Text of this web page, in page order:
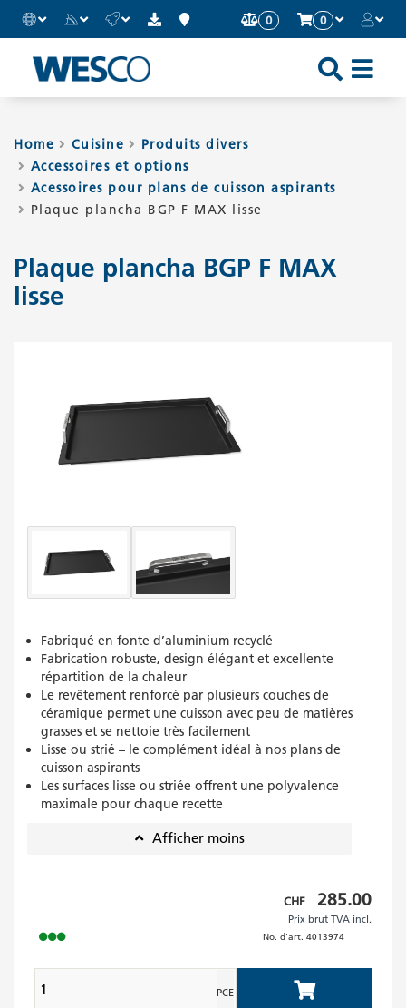
0 0
Home Cuisine
Produits divers
Accessoires et options
Acessoires pour plans de cuisson aspirants
Plaque plancha BGP F MAX lisse
Plaque plancha BGP F MAX
lisse
Fabriqué en fonte d’aluminium recyclé
Fabrication robuste, design élégant et excellente
répartition de la chaleur
Le revêtement renforcé par plusieurs couches de
céramique permet une cuisson avec peu de matières
grasses et se nettoie très facilement
Lisse ou strié – le complément idéal à nos plans de
cuisson aspirants
Les surfaces lisse ou striée offrent une polyvalence
maximale pour chaque recette
Afficher moins
Prix
brut
incl.
CHF 285.00
Prix brut TVA incl.
No. d'art. 4013974
PCE Add to Cart